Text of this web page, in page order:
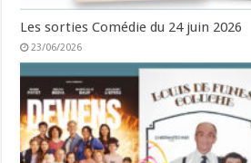
Les sorties Comédie du 24 juin 2026
23/06/2026